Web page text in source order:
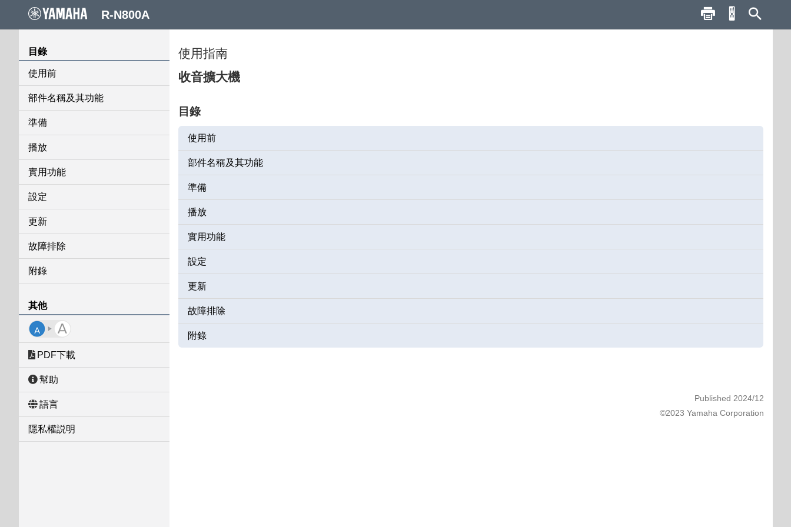
目錄
使用前
部件名稱及其功能
準備
播放
實用功能
設定
更新
故障排除
附錄
其他
PDF下載
幫助
語言
隱私權説明
使用指南
收音擴大機
目錄
使用前
部件名稱及其功能
準備
播放
實用功能
設定
更新
故障排除
附錄
Published 2024/12
©2023 Yamaha Corporation
R-N800A